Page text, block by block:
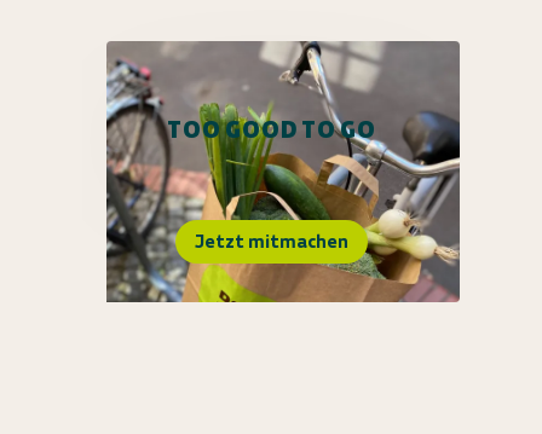
TOO GOOD TO GO
Jetzt mitmachen